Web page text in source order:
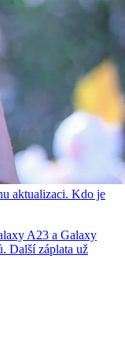
aktualizaci. Kdo je
A23 a Galaxy
Další záplata už